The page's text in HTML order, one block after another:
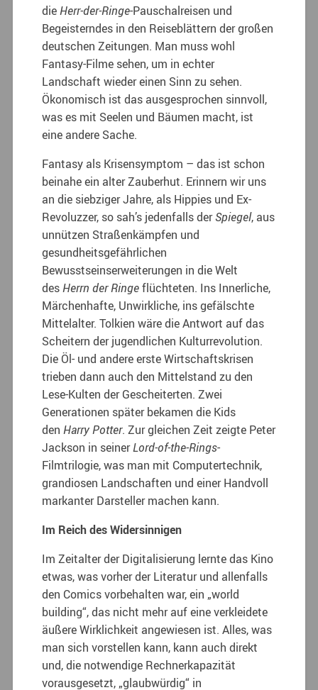
dieHerr-der-Ringe-Pauschalreisen und
Begeisterndes in den Reiseblättern der großen
deutschen Zeitungen. Man muss wohl
Fantasy-Filme sehen, um in echter
Landschaft wieder einen Sinn zu sehen.
Ökonomisch ist das ausgesprochen sinnvoll,
was es mit Seelen und Bäumen macht, ist
eine andere Sache.
Fantasy als Krisensymptom – das ist schon
beinahe ein alter Zauberhut. Erinnern wir uns
an die siebziger Jahre, als Hippies und Ex-
Revoluzzer, so sah’s jedenfalls derSpiegel, aus
unnützen Straßenkämpfen und
gesundheitsgefährlichen
Bewusstseinserweiterungen in die Welt
desHerrn der Ringeflüchteten. Ins Innerliche,
Märchenhafte, Unwirkliche, ins gefälschte
Mittelalter. Tolkien wäre die Antwort auf das
Scheitern der jugendlichen Kulturrevolution.
Die Öl- und andere erste Wirtschaftskrisen
trieben dann auch den Mittelstand zu den
Lese-Kulten der Gescheiterten. Zwei
Generationen später bekamen die Kids
denHarry Potter. Zur gleichen Zeit zeigte Peter
Jackson in seinerLord-of-the-Rings-
Filmtrilogie, was man mit Computertechnik,
grandiosen Landschaften und einer Handvoll
markanter Darsteller machen kann.
Im Reich des Widersinnigen
Im Zeitalter der Digitalisierung lernte das Kino
etwas, was vorher der Literatur und allenfalls
den Comics vorbehalten war, ein „world
building“, das nicht mehr auf eine verkleidete
äußere Wirklichkeit angewiesen ist. Alles, was
man sich vorstellen kann, kann auch direkt
und, die notwendige Rechnerkapazität
vorausgesetzt, „glaubwürdig“ in